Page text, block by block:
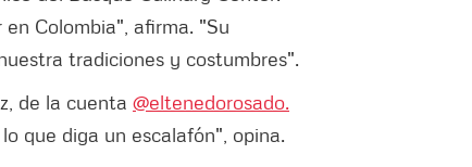
Colombia", afirma. "Su
tradiciones y costumbres".
de la cuenta @eltenedorosado.
que diga un escalafón", opina.